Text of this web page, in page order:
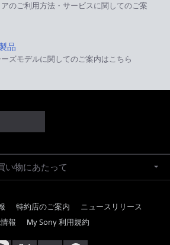
のご利用方法・サービスに関してのご案
品
ズモデルに関してのご案内はこちら
い物にあたって
特約店のご案内
ニュースリリース
報
My Sony 利用規約